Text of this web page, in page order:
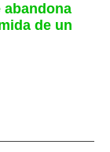
abandona
de un